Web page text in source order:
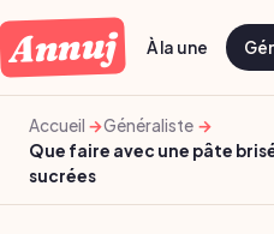
Annuj À la une
Accueil
Généraliste
Que faire avec une pâte
sucrées